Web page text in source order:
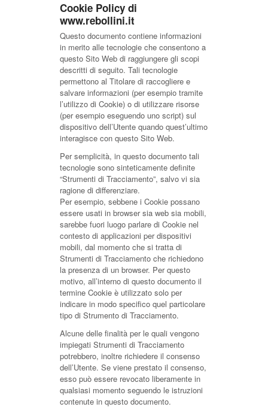
Cookie Policy di
www.rebollini.it
Questo documento contiene informazioni
in merito alle tecnologie che consentono a
questo Sito Web di raggiungere gli scopi
descritti di seguito. Tali tecnologie
permettono al Titolare di raccogliere e
salvare informazioni (per esempio tramite
l’utilizzo di Cookie) o di utilizzare risorse
(per esempio eseguendo uno script) sul
dispositivo dell’Utente quando quest’ultimo
interagisce con questo Sito Web.
Per semplicità, in questo documento tali
tecnologie sono sinteticamente definite
“Strumenti di Tracciamento”, salvo vi sia
ragione di differenziare.
Per esempio, sebbene i Cookie possano
essere usati in browser sia web sia mobili,
sarebbe fuori luogo parlare di Cookie nel
contesto di applicazioni per dispositivi
mobili, dal momento che si tratta di
Strumenti di Tracciamento che richiedono
la presenza di un browser. Per questo
motivo, all’interno di questo documento il
termine Cookie è utilizzato solo per
indicare in modo specifico quel particolare
tipo di Strumento di Tracciamento.
Alcune delle finalità per le quali vengono
impiegati Strumenti di Tracciamento
potrebbero, inoltre richiedere il consenso
dell’Utente. Se viene prestato il consenso,
esso può essere revocato liberamente in
qualsiasi momento seguendo le istruzioni
contenute in questo documento.